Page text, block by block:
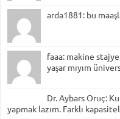
arda1881: bu
faaa: makine
yaşar mıyım
Dr. Aybars Oruç:
yapmak lazım. Farklı